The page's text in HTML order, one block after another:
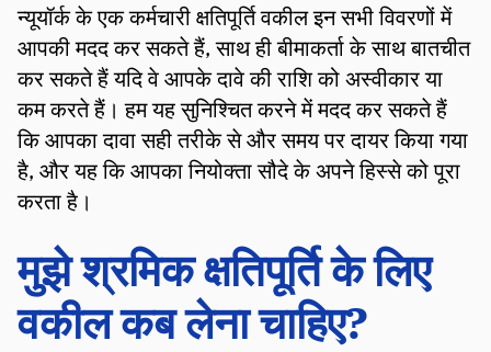
न्यूयॉर्क के एक कर्मचारी क्षतिपूर्ति वकील इन सभी विवरणों में
आपकी मदद कर सकते हैं, साथ ही बीमाकर्ता के साथ बातचीत
कर सकते हैं यदि वे आपके दावे की राशि को अस्वीकार या
कम करते हैं। हम यह सुनिश्चित करने में मदद कर सकते हैं
कि आपका दावा सही तरीके से और समय पर दायर किया गया
है, और यह कि आपका नियोक्ता सौदे के अपने हिस्से को पूरा
करता है।
मुझे श्रमिक क्षतिपूर्ति के लिए
वकील कब लेना चाहिए?